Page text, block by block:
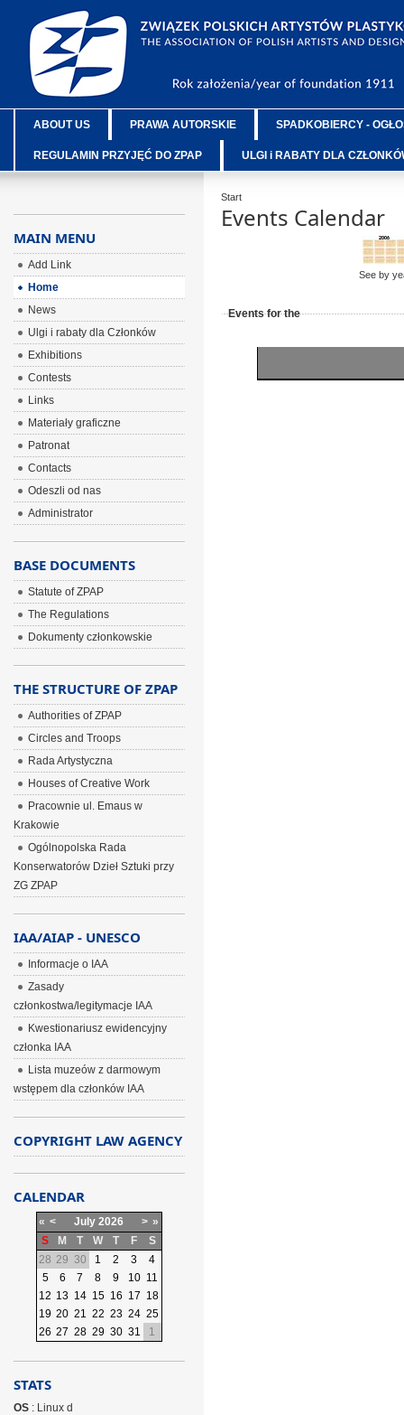
ABOUT US PRAWA AUTORSKIE SPADKOBIERCY -
REGULAMIN PRZYJĘĆ DO ZPAP ULGI i RABATY DLA
Start
Events Calendar
See by
Events for the
MAIN MENU
Add Link
Home
News
Ulgi i rabaty dla Członków
Exhibitions
Contests
Links
Materiały graficzne
Patronat
Contacts
Odeszli od nas
Administrator
BASE DOCUMENTS
Statute of ZPAP
The Regulations
Dokumenty członkowskie
THE STRUCTURE OF ZPAP
Authorities of ZPAP
Circles and Troops
Rada Artystyczna
Houses of Creative Work
Pracownie ul. Emaus w
Krakowie
Ogólnopolska Rada
Konserwatorów Dzieł Sztuki przy
ZG ZPAP
IAA/AIAP - UNESCO
Informacje o IAA
Zasady
członkostwa/legitymacje IAA
Kwestionariusz ewidencyjny
członka IAA
Lista muzeów z darmowym
wstępem dla członków IAA
COPYRIGHT LAW AGENCY
CALENDAR
« < July 2026 > »
S
M T W T F
S
28 29 30 1 2 3
4
5
6 7 8 9 10 11
12 13 14 15 16 17 18
19 20 21 22 23 24 25
26 27 28 29 30 31 1
STATS
OS: Linux d